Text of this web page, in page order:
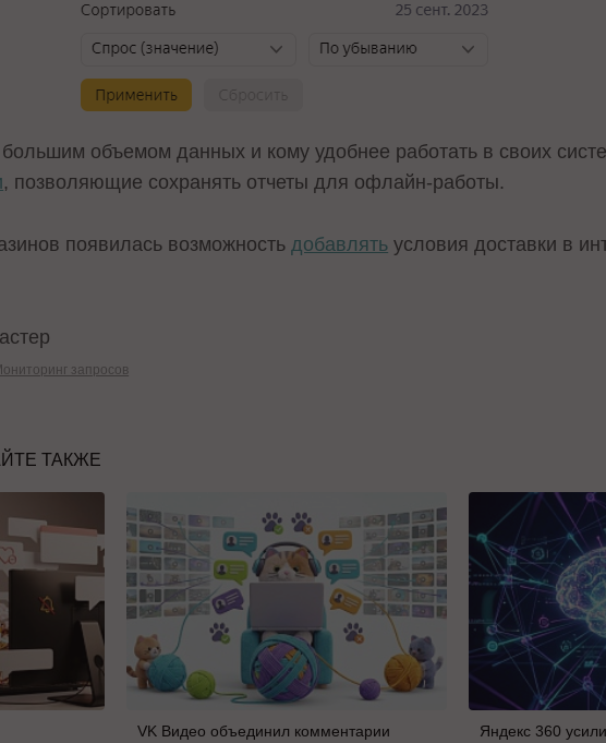
большим объемом данных и кому удобнее работать в своих
, позволяющие сохранять отчеты для офлайн-работы.
появилась возможностьдобавлять условия доставки в
запросов
ТАКЖЕ
VK Видео объединил комментарии
Яндекс 360